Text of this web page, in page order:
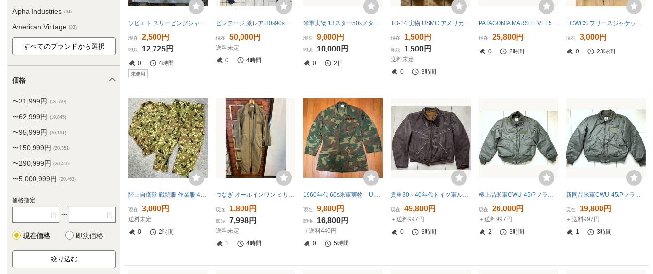
Alpha Industries (34)
American Vintage (33)
価格
〜31,999円 (18,559)
〜62,999円 (19,845)
〜95,999円 (20,191)
〜150,999円 (20,351)
〜290,999円 (20,416)
〜5,000,999円 (20,463)
価格指定
円 〜 円
現在価格 即決価格
ソビエト スリーピングシャツ ヴィンテージ cccp 上衣 長袖 白 日本XL相当 ｖネック 未使用 綿100 夏用
現在 2,500円
即決 12,725円
0 4時間
未使用
ビンテージ 激レア 80s90s WW2 米軍 実物 USAF L-2A フライトジャケット A-2 G-1 MA-1 B-15 初期型 1st 大戦 OLD ミリタリー 旧タグ 旧ロゴ
現在 50,000円
送料未定
0
4時間
米軍実物 13スター50sメタルボタン
現在 9,000円
即決 10,000円
0 2日
TO-14 実物 USMC アメリカ軍 マーパット 迷彩 ミリタリー ジャケット ●送料一律１１００円
現在 1,500円
即決 1,500円
送料未定
0
3時間
PATAGONIA MARS LEVEL5 パンツ パタゴニア 米軍 seal ECWCS devgru eagle crye ferro WRMFZY SUPDEF FOG spiritus Forward One7Six
現在 25,800円
0 2時間
ECWCS フリースジャケット Sサイズ
現在 3,000円
0 23時間
陸上自衛隊 戦闘服 作業服 4B ベルト 上下セット 陸自 ミリタリー フィールド ジャケット 迷彩服 日本被服工業組合連合会 レプリカ
現在 3,000円
送料未定
0
2時間
つなぎ オールインワン ミリタリー ツナギ 軍もの スペイン軍系 サイズM Lくらい ウエストゴム ユーロ古着
現在 1,800円
即決 7,998円
送料未定
1
4時間
1960年代 60s米軍実物 U.S. アーミー コンバット 迷彩 ウッドランド ナム戦 当時 ヴィンテージ ユーティリティ シャツ ジャケット
現在 9,800円
即決 16,800円
＋送料440円
0
5時間
貴重30～40年代ドイツ軍ルフトバッフェ/フライトジャケット/ドイツ製ビンテージレザーライダースジャケット
現在 49,800円
＋送料997円
0
3時間
極上品米軍CWU-45/PフライトジャケットM
現在 26,000円
＋送料997円
2
3時間
新同品米軍CWU-45/PフライトジャケットL
現在 19,800円
＋送料997円
1
3時間